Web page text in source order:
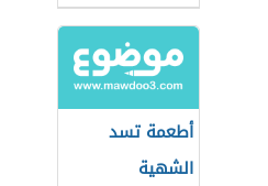
أطعمة تسد
الشهية